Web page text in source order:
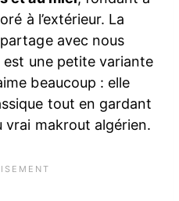
à l’extérieur. La
avec nous
est une petite variante
beaucoup : elle
tout en gardant
vrai makrout algérien.